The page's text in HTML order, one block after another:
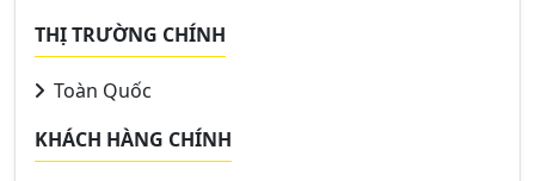
THỊ TRƯỜNG CHÍNH
Toàn Quốc
KHÁCH HÀNG CHÍNH